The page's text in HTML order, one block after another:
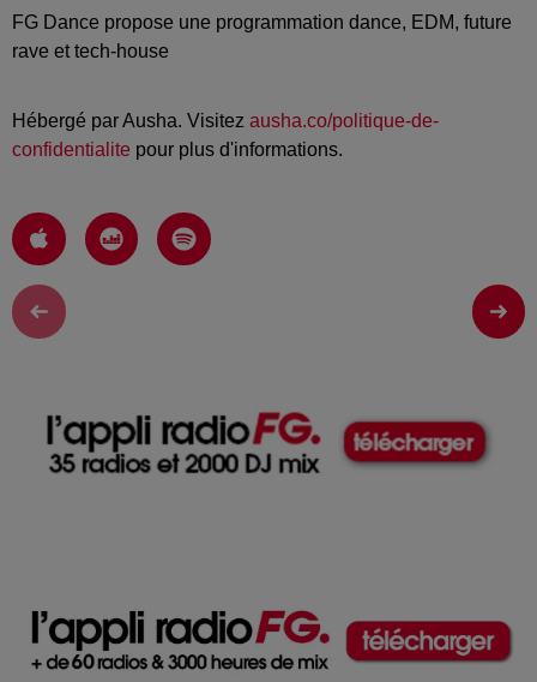
FG Dance propose une programmation dance, EDM, future
rave et tech-house
Hébergé par Ausha. Visitez ausha.co/politique-de-
confidentialite pour plus d'informations.